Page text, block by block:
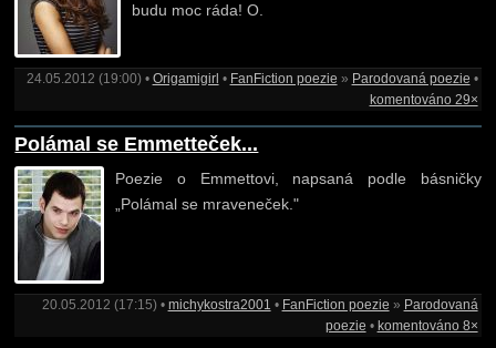
budu moc ráda! O.
24.05.2012 (19:00) • Origamigirl • FanFiction poezie » Parodovaná poezie •
komentováno 29×
Polámal se Emmetteček...
Poezie o Emmettovi, napsaná podle básničky
„Polámal se mraveneček."
20.05.2012 (17:15) • michykostra2001 • FanFiction poezie » Parodovaná
poezie • komentováno 8×